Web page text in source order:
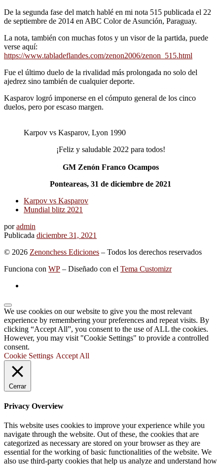
De la segunda fase del match hablé en mi nota 515 publicada el 22
de septiembre de 2014 en ABC Color de Asunción, Paraguay.
La nota, también con muchas fotos y un visor de la partida, puede
verse aquí:
https://www.tabladeflandes.com/zenon2006/zenon_515.html
Fue el último duelo de la rivalidad más prolongada no solo del
ajedrez sino también de cualquier deporte.
Kasparov logró imponerse en el cómputo general de los cinco
duelos, pero por escaso margen.
Karpov vs Kasparov, Lyon 1990
¡Feliz y saludable 2022 para todos!
GM Zenón Franco Ocampos
Ponteareas, 31 de diciembre de 2021
Karpov vs Kasparov
Mundial blitz 2021
poradmin
Publicada diciembre 31, 2021
© 2026 Zenonchess Ediciones – Todos los derechos reservados
Funciona con WP – Diseñado con el Tema Customizr
We use cookies on our website to give you the most relevant
experience by remembering your preferences and repeat visits. By
clicking “Accept All”, you consent to the use of ALL the cookies.
However, you may visit "Cookie Settings" to provide a controlled
consent.
Cookie Settings Accept All
Cerrar
Privacy Overview
This website uses cookies to improve your experience while you
navigate through the website. Out of these, the cookies that are
categorized as necessary are stored on your browser as they are
essential for the working of basic functionalities of the website. We
also use third-party cookies that help us analyze and understand how